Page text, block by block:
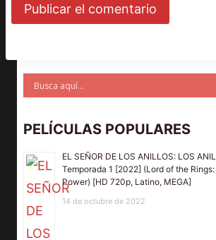
PELÍCULAS POPULARES
EL SEÑOR DE LOS ANILLOS: LOS
Temporada 1 [2022] (Lord of the
Power) [HD 720p, Latino, MEGA]
14 de octubre de 2022